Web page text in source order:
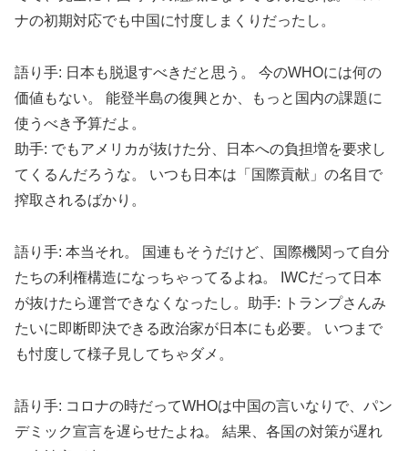
ナの初期対応でも中国に忖度しまくりだったし。
語り手: 日本も脱退すべきだと思う。 今のWHOには何の
価値もない。 能登半島の復興とか、もっと国内の課題に
使うべき予算だよ。
助手: でもアメリカが抜けた分、日本への負担増を要求し
てくるんだろうな。 いつも日本は「国際貢献」の名目で
搾取されるばかり。
語り手: 本当それ。 国連もそうだけど、国際機関って自分
たちの利権構造になっちゃってるよね。 IWCだって日本
が抜けたら運営できなくなったし。助手: トランプさんみ
たいに即断即決できる政治家が日本にも必要。 いつまで
も忖度して様子見してちゃダメ。
語り手: コロナの時だってWHOは中国の言いなりで、パン
デミック宣言を遅らせたよね。 結果、各国の対策が遅れ